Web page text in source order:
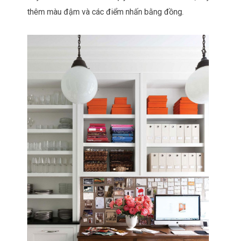
thêm màu đậm và các điểm nhấn bằng đồng.